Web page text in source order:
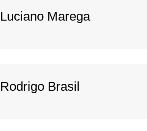
Luciano Marega
Rodrigo Brasil